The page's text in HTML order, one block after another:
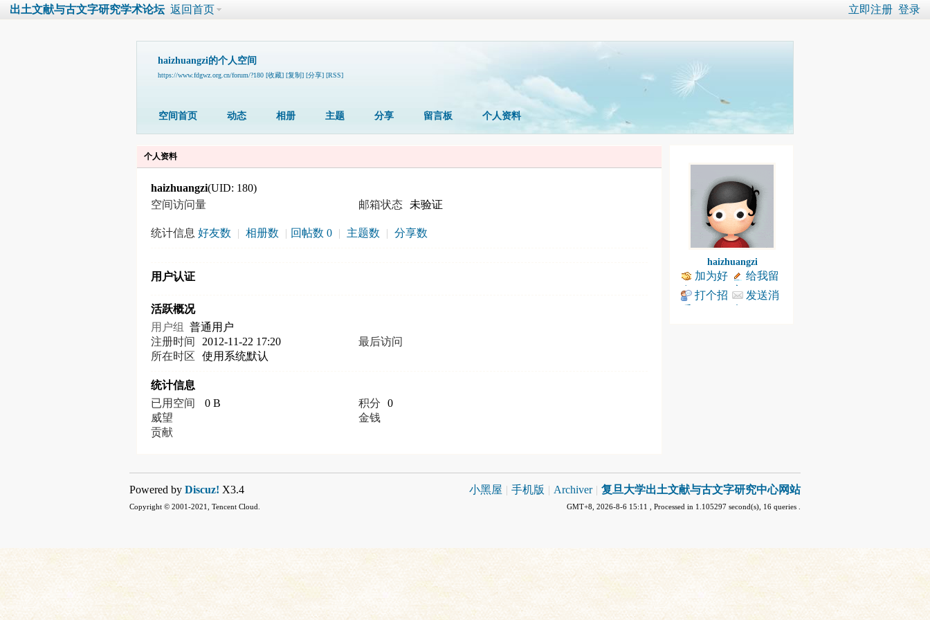
立即注册 登录
出土文献与古文字研究学术论坛 返回首页
haizhuangzi的个人空间
https://www.fdgwz.org.cn/forum/?180 [收藏] [复制] [分享] [RSS]
空间首页 动态 相册 主题 分享 留言板 个人资料
个人资料
haizhuangzi(UID: 180)
空间访问量
邮箱状态 未验证
统计信息 好友数 | 相册数 | 回帖数 0 | 主题数 | 分享数
用户认证
活跃概况
用户组 普通用户
注册时间
2012-11-22 17:20
最后访问
所在时区
使用系统默认
统计信息
已用空间
0 B 积分
0
威望
金钱
贡献
haizhuangzi
加为好
友
给我留
言
打个招
发送消
小黑屋 | 手机版 | Archiver | 复旦大学出土文献与古文字研究中心网站
GMT+8, 2026-8-6 15:11 , Processed in 1.105297 second(s), 16 queries .
Powered by Discuz! X3.4
Copyright © 2001-2021, Tencent Cloud.